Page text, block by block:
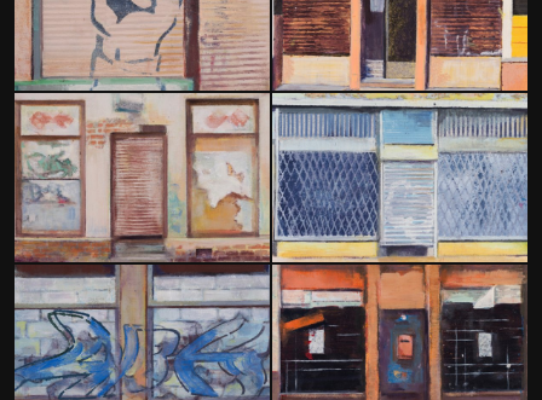
MARKENBÜRO
REFERENZEN
LEISTUNGEN UND PREISE
BLOG
TEAM